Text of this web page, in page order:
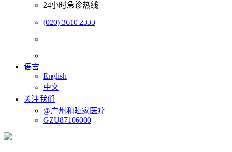
24小时急诊热线
(020) 3610 2333
语言
English
中文
关注我们
@广州和睦家医疗
GZU87106000